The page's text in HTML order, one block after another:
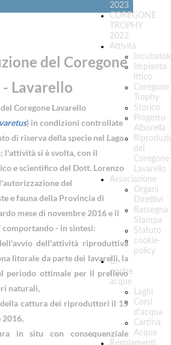
del Coregone
- Lavarello
Coregone Lavarello
) in condizioni controllate
di riserva della specie nel Lago
l'attività si è svolta, con il
e scientifico del Dott. Lorenzo
del
e fauna della Provincia di
mese di novembre 2016 e il
- in sintesi:
dell'attività riproduttiva
litorale da parte dei lavarelli, la
periodo ottimale per il prelievo
naturali,
della cattura dei riproduttori il 15
2016,
in situ con consequenziale
2023
COREGONE
TROPHY
2022
Attività
Impianto
ittico
Coregone
Trophy
Storico
Progetto
Alborella
del
Lavarello
Associazione
Organi
Direttivi
Rassegna
Stampa
Statuto
cookie-
policy
Le
nostre
acque
Laghi
Corsi
d'acqua
Cartina
Acque
Regolamenti